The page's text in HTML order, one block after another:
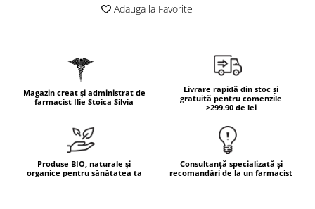
Creme SPF față
Creme SPF corp
Spray SPF
Acceleratoare bronz
Igienă Personală
Magneziu
Multivitamine
Adauga la Favorite
Magazin creat și administrat de
farmacist Ilie Stoica Silvia
Livrare rapidă din stoc și
gratuită pentru comenzile
>299.90 de lei
Produse BIO, naturale și
organice pentru sănătatea ta
Consultanță specializată și
recomandări de la un farmacist